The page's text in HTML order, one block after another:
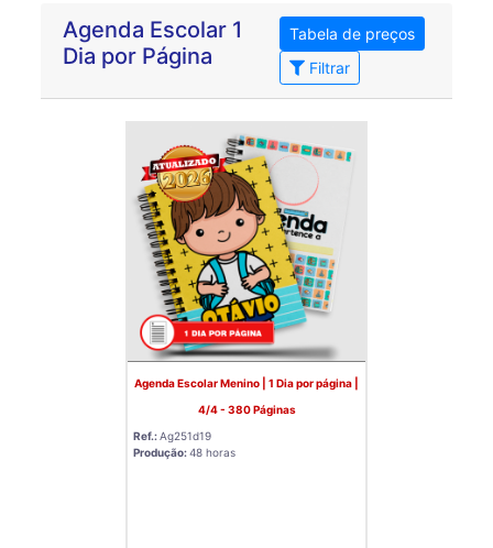
Agenda Escolar 1
Dia por Página
Tabela de preços
Filtrar
Agenda Escolar Menino | 1 Dia por página |
4/4 - 380 Páginas
Ref.:Ag251d19
Produção:48 horas